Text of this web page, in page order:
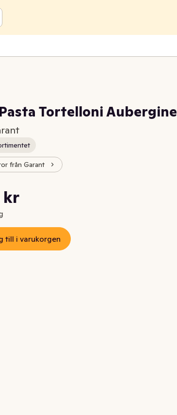
Tortelloni Aubergine
från Garant
är: 32,95 kr
krkr /kg
till i varukorgen